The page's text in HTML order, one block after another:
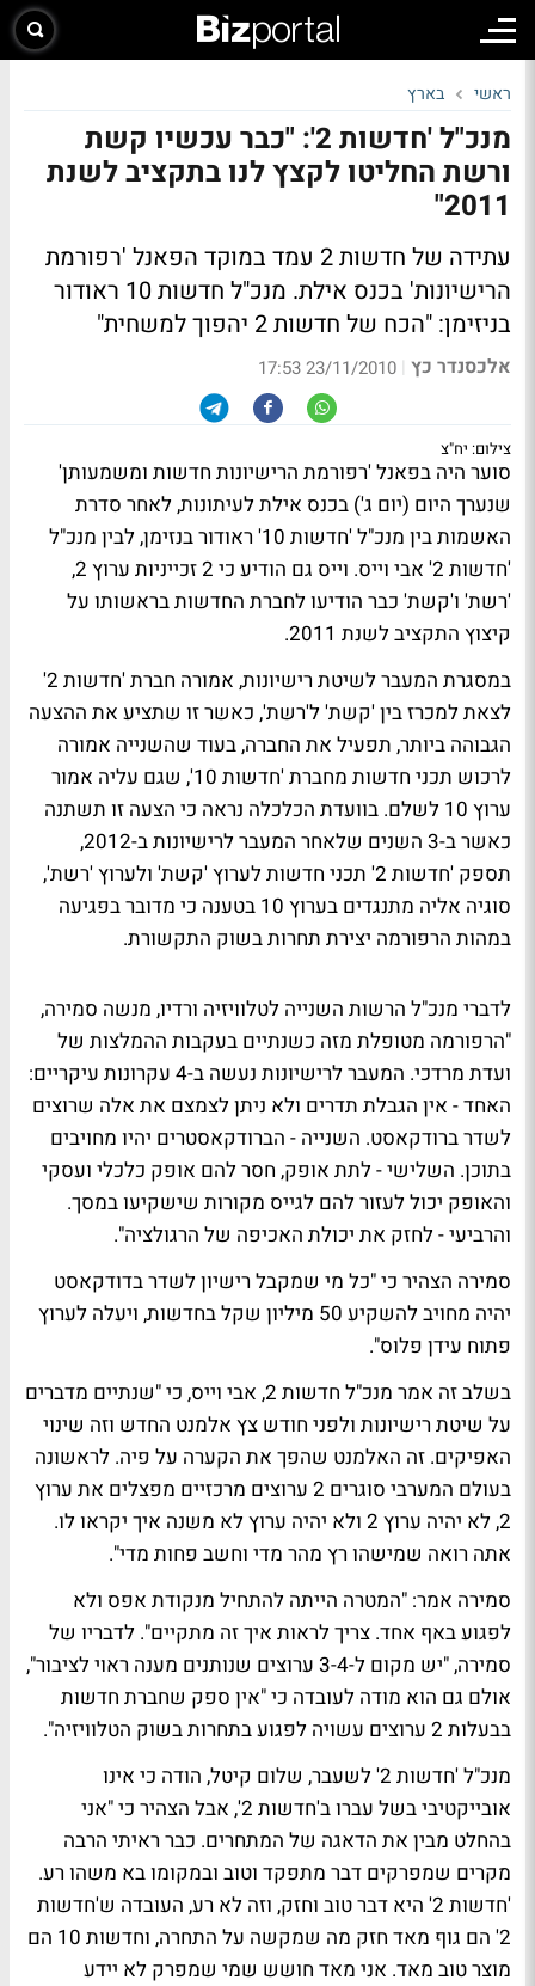
ראשי בארץ
מנכ"ל 'חדשות 2': "כבר עכשיו קשת
ורשת החליטו לקצץ לנו בתקציב לשנת
2011"
עתידה של חדשות 2 עמד במוקד הפאנל 'רפורמת
הרישיונות' בכנס אילת. מנכ"ל חדשות 10 ראודור
בניזימן: "הכח של חדשות 2 יהפוך למשחית"
אלכסנדר כץ |
23/11/2010 17:53
צילום: יח"צ
סוער היה בפאנל 'רפורמת הרישיונות חדשות ומשמעותן'
שנערך היום (יום ג') בכנס אילת לעיתונות, לאחר סדרת
האשמות בין מנכ"ל 'חדשות 10' ראודור בנזימן, לבין מנכ"ל
'חדשות 2' אבי וייס. וייס גם הודיע כי 2 זכייניות ערוץ 2,
'רשת' ו'קשת' כבר הודיעו לחברת החדשות בראשותו על
קיצוץ התקציב לשנת 2011.
במסגרת המעבר לשיטת רישיונות, אמורה חברת 'חדשות 2'
לצאת למכרז בין 'קשת' ל'רשת', כאשר זו שתציע את ההצעה
הגבוהה ביותר, תפעיל את החברה, בעוד שהשנייה אמורה
לרכוש תכני חדשות מחברת 'חדשות 10', שגם עליה אמור
ערוץ 10 לשלם. בוועדת הכלכלה נראה כי הצעה זו תשתנה
כאשר ב-3 השנים שלאחר המעבר לרישיונות ב-2012,
תספק 'חדשות 2' תכני חדשות לערוץ 'קשת' ולערוץ 'רשת',
סוגיה אליה מתנגדים בערוץ 10 בטענה כי מדובר בפגיעה
במהות הרפורמה יצירת תחרות בשוק התקשורת.
לדברי מנכ"ל הרשות השנייה לטלוויזיה ורדיו, מנשה סמירה,
"הרפורמה מטופלת מזה כשנתיים בעקבות ההמלצות של
ועדת מרדכי. המעבר לרישיונות נעשה ב-4 עקרונות עיקריים:
האחד - אין הגבלת תדרים ולא ניתן לצמצם את אלה שרוצים
לשדר ברודקאסט. השנייה - הברודקאסטרים יהיו מחויבים
בתוכן. השלישי - לתת אופק, חסר להם אופק כלכלי ועסקי
והאופק יכול לעזור להם לגייס מקורות שישקיעו במסך.
והרביעי - לחזק את יכולת האכיפה של הרגולציה".
סמירה הצהיר כי "כל מי שמקבל רישיון לשדר בדודקאסט
יהיה מחויב להשקיע 50 מיליון שקל בחדשות, ויעלה לערוץ
פתוח עידן פלוס".
בשלב זה אמר מנכ"ל חדשות 2, אבי וייס, כי "שנתיים מדברים
על שיטת רישיונות ולפני חודש צץ אלמנט החדש וזה שינוי
האפיקים. זה האלמנט שהפך את הקערה על פיה. לראשונה
בעולם המערבי סוגרים 2 ערוצים מרכזיים מפצלים את ערוץ
2, לא יהיה ערוץ 2 ולא יהיה ערוץ לא משנה איך יקראו לו.
אתה רואה שמישהו רץ מהר מדי וחשב פחות מדי".
סמירה אמר: "המטרה הייתה להתחיל מנקודת אפס ולא
לפגוע באף אחד. צריך לראות איך זה מתקיים". לדבריו של
סמירה, "יש מקום ל-3-4 ערוצים שנותנים מענה ראוי לציבור",
אולם גם הוא מודה לעובדה כי "אין ספק שחברת חדשות
בבעלות 2 ערוצים עשויה לפגוע בתחרות בשוק הטלוויזיה".
מנכ"ל 'חדשות 2' לשעבר, שלום קיטל, הודה כי אינו
אובייקטיבי בשל עברו ב'חדשות 2', אבל הצהיר כי "אני
בהחלט מבין את הדאגה של המתחרים. כבר ראיתי הרבה
מקרים שמפרקים דבר מתפקד וטוב ובמקומו בא משהו רע.
'חדשות 2' היא דבר טוב וחזק, וזה לא רע, העובדה ש'חדשות
2' הם גוף מאד חזק מה שמקשה על התחרה, וחדשות 10 הם
מוצר טוב מאד. אני מאד חושש שמי שמפרק לא יידע